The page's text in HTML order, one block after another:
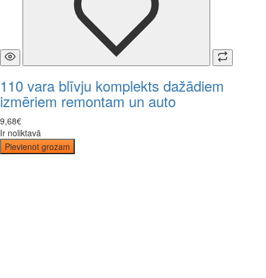
110 vara blīvju komplekts dažādiem
izmēriem remontam un auto
9,68€
Ir noliktavā
Pievienot grozam